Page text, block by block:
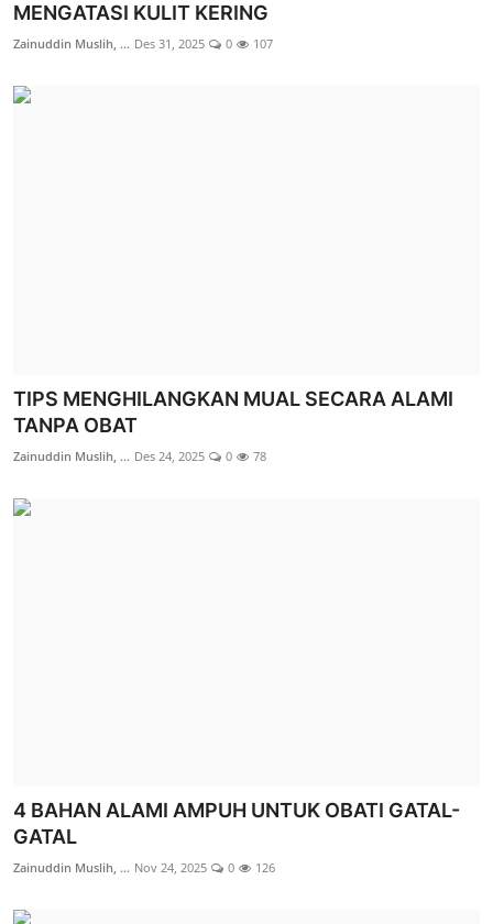
MENGATASI KULIT KERING
Zainuddin Muslih, ... Des 31, 2025 0 107
TIPS MENGHILANGKAN MUAL SECARA ALAMI
TANPA OBAT
Zainuddin Muslih, ... Des 24, 2025 0 78
4 BAHAN ALAMI AMPUH UNTUK OBATI GATAL-
GATAL
Zainuddin Muslih, ... Nov 24, 2025 0 126